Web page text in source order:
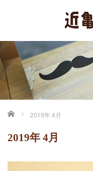
ホーム 2019年 4月
2019年 4月